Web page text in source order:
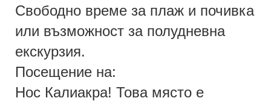
Свободно време за плаж и почивка
или възможност за полудневна
екскурзия.
Посещение на:
Нос Калиакра! Това място е